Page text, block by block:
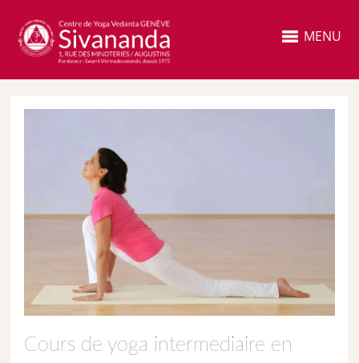
MENU
Cours de yoga intermediaire en